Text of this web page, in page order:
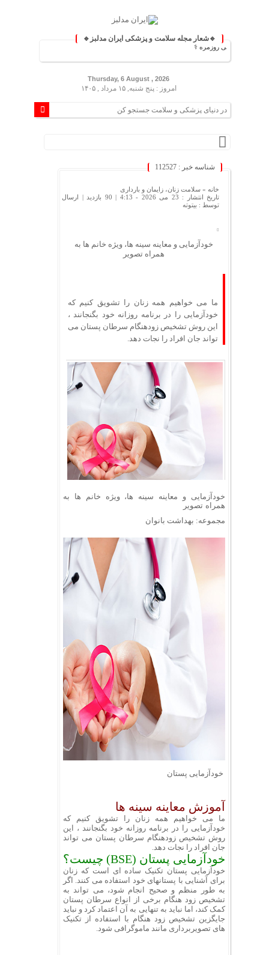
🔹شعار مجله سلامت و پزشکی ایران مدلبز🔹
روزمره ⚕️
Thursday, 6 August , 2026
امروز : پنج شنبه, ۱۵ مرداد , ۱۴۰۵
شناسه خبر : 112527
خانه » سلامت زنان، زایمان و بارداری
تاریخ انتشار : 23 می 2026 - 4:13 |
90 بازدید
| ارسال
توسط : بیتوته
خودآزمایی و معاینه سینه ها، ویژه خانم ها به
همراه تصویر
ما می خواهیم همه زنان را تشویق کنیم که
خودآزمایی را در برنامه روزانه خود بگنجانند ،
این روش تشخیص زودهنگام سرطان پستان می
تواند جان افراد را نجات دهد.
خودآزمایی و معاینه سینه ها، ویژه خانم ها به
همراه تصویر
مجموعه: بهداشت بانوان
خودآزمایی پستان
آموزش معاینه سینه ها
ما می خواهیم همه زنان را تشویق کنیم که
خودآزمایی را در برنامه روزانه خود بگنجانند ، این
روش تشخیص زودهنگام سرطان پستان می تواند
جان افراد را نجات دهد.
خودآزمایی پستان (BSE) چیست؟
خودآزمایی پستان تکنیک ساده ای است که زنان
برای آشنایی با پستانهای خود استفاده می کنند. اگر
به طور منظم و صحیح انجام شود، می تواند به
تشخیص زود هنگام برخی از انواع سرطان پستان
کمک کند، اما نباید به تنهایی به آن اعتماد کرد و نباید
جایگزین تشخیص زود هنگام با استفاده از تکنیک
های تصویربرداری مانند ماموگرافی شود.